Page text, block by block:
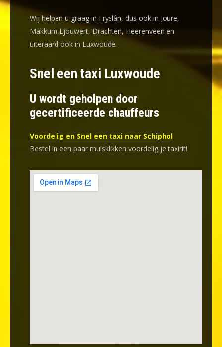
Wij helpen u graag in Fryslân, dus ook in Joure,
Makkum,Ljouwert, Drachten, Heerenveen en
uiteraard ook in Luxwoude.
Snel een taxi Luxwoude
U wordt geholpen door
gecertificeerde chauffeurs
Voordelig en Snel een taxi naar Schiphol
Bestel in een paar muisklikken voordelig je taxirit!